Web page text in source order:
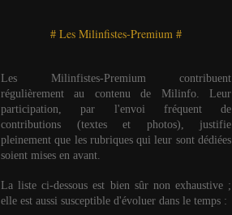
# Les Milinfistes-Premium #
Les Milinfistes-Premium contribuent
régulièrement au contenu de Milinfo. Leur
participation, par l'envoi fréquent de
contributions (textes et photos), justifie
pleinement que les rubriques qui leur sont dédiées
soient mises en avant.
La liste ci-dessous est bien sûr non exhaustive ;
elle est aussi susceptible d'évoluer dans le temps :